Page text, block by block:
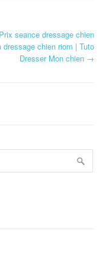
seance dressage chien
dressage chien riom | Tuto
Dresser Mon chien →